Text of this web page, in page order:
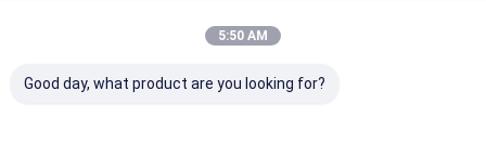
5:50 AM
Good day, what product are you looking for?